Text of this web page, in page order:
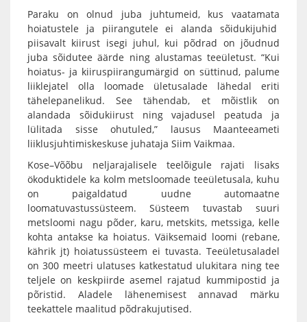
Paraku on olnud juba juhtumeid, kus vaatamata
hoiatustele ja piirangutele ei alanda sõidukijuhid
piisavalt kiirust isegi juhul, kui põdrad on jõudnud
juba sõidutee äärde ning alustamas teeületust. “Kui
hoiatus- ja kiiruspiirangumärgid on süttinud, palume
liiklejatel olla loomade ületusalade lähedal eriti
tähelepanelikud. See tähendab, et mõistlik on
alandada sõidukiirust ning vajadusel peatuda ja
lülitada sisse ohutuled,” lausus Maanteeameti
liiklusjuhtimiskeskuse juhataja Siim Vaikmaa.
Kose–Võõbu neljarajalisele teelõigule rajati lisaks
ökoduktidele ka kolm metsloomade teeületusala, kuhu
on paigaldatud uudne automaatne
loomatuvastussüsteem. Süsteem tuvastab suuri
metsloomi nagu põder, karu, metskits, metssiga, kelle
kohta antakse ka hoiatus. Väiksemaid loomi (rebane,
kährik jt) hoiatussüsteem ei tuvasta. Teeületusaladel
on 300 meetri ulatuses katkestatud ulukitara ning tee
teljele on keskpiirde asemel rajatud kummipostid ja
põristid. Aladele lähenemisest annavad märku
teekattele maalitud põdrakujutised.